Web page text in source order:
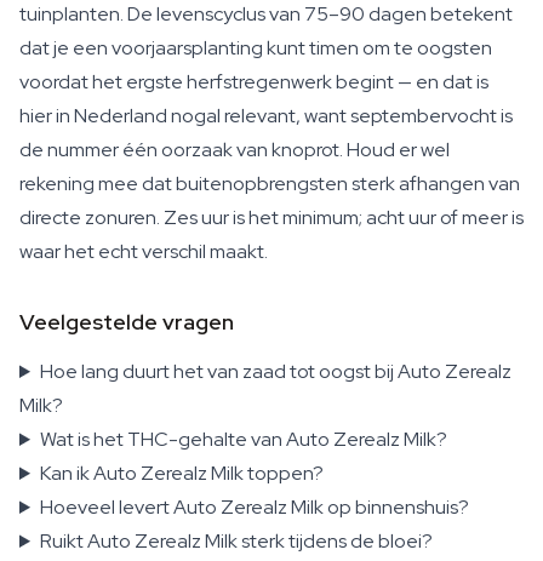
tuinplanten. De levenscyclus van 75–90 dagen betekent
dat je een voorjaarsplanting kunt timen om te oogsten
voordat het ergste herfstregenwerk begint — en dat is
hier in Nederland nogal relevant, want septembervocht is
de nummer één oorzaak van knoprot. Houd er wel
rekening mee dat buitenopbrengsten sterk afhangen van
directe zonuren. Zes uur is het minimum; acht uur of meer is
waar het echt verschil maakt.
Veelgestelde vragen
Hoe lang duurt het van zaad tot oogst bij Auto Zerealz
Milk?
Wat is het THC-gehalte van Auto Zerealz Milk?
Kan ik Auto Zerealz Milk toppen?
Hoeveel levert Auto Zerealz Milk op binnenshuis?
Ruikt Auto Zerealz Milk sterk tijdens de bloei?